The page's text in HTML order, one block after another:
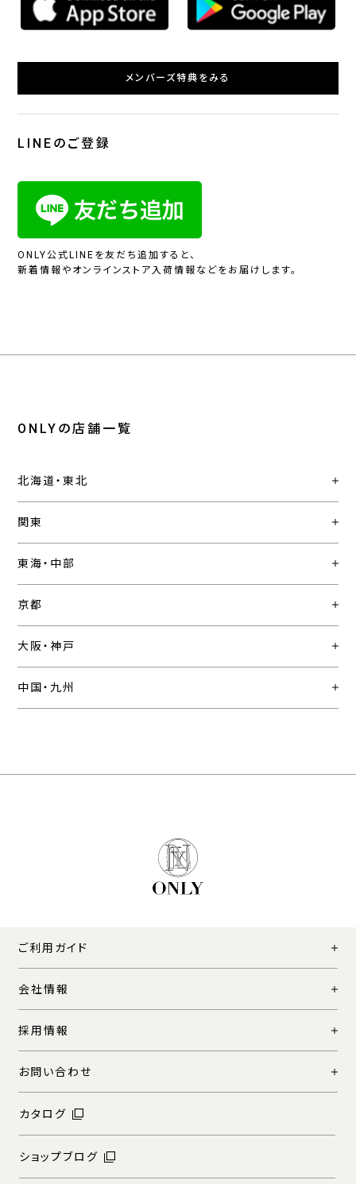
メンバーズ特典をみる
LINEのご登録
ONLY公式LINEを友だち追加すると、
新着情報やオンラインストア入荷情報などをお届けします。
ONLYの店舗一覧
北海道・東北
関東
東海・中部
京都
大阪・神戸
中国・九州
ご利用ガイド
会社情報
採用情報
お問い合わせ
カタログ
ショップブログ